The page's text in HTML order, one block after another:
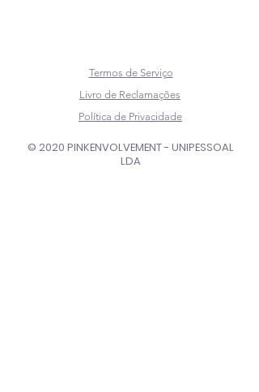
Termos de Serviço
Livro de Reclamações
Política de Privacidade
© 2020 PINKENVOLVEMENT - UNIPESSOAL
LDA